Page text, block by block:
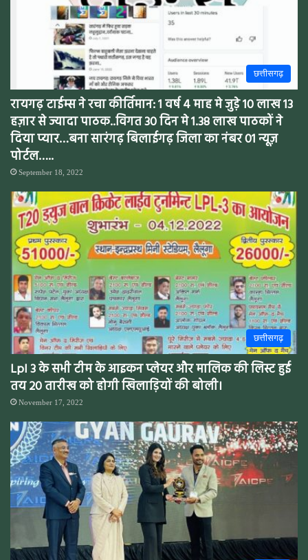
छत्तीसगढ़
रायगढ़ टाईम्स ने रचा कीर्तिमान: 1 वर्ष 4 माह मे जुड़े 10 लाख 13
हज़ार से ज्यादा पाठक..विगत 30 दिन मे 1.38 लाख पाठकों ने
दिया प्यार…बना सारंगढ़ बिलाईगढ़ जिला का नंबर 01 न्यूज़
पोर्टल…..
September 18, 2022
छत्तीसगढ़
Lpl 3 के सभी टीम के आइकन प्लेयर और मालिक की लिस्ट हुई
तय 20 तारीख को होगी खिलाड़ियों की बोली।
November 17, 2022